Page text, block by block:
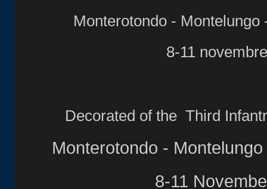
Monterotondo - Montelungo
8-11
Decorated of the Third
Monterotondo -
8-11